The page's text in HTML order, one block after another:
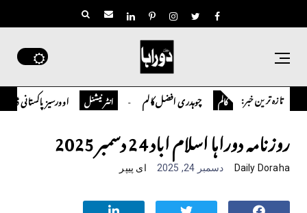
تازہ ترین خبر:کالم چوہدری افضل کالم انٹر نیشنل اوورسیز پاکستانی ڈاکٹر سعید حسین
روزنامہ دوراہا اسلام اباد 24 دسمبر 2025
Daily Doraha دسمبر 24, 2025 ای پیپر